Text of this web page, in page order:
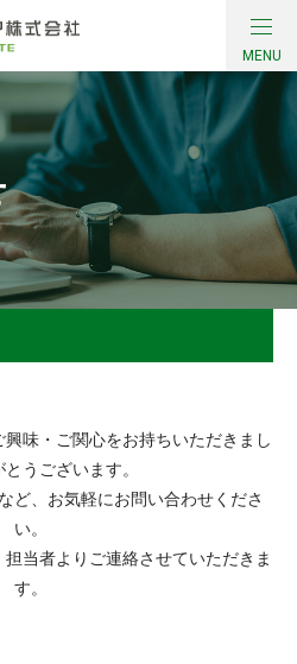
MENU
ENTRY
味・ご関心をお持ちいただきまし
うございます。
ど、お気軽にお問い合わせくださ
い。
当者よりご連絡させていただきま
す。